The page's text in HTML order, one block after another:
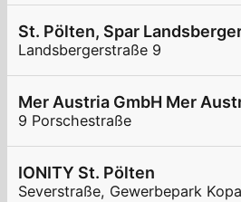
St. Pölten, Spar
Landsbergerstraße 9
Mer Austria GmbH Mer
9 Porschestraße
IONITY St. Pölten
Severstraße, Gewerbepark